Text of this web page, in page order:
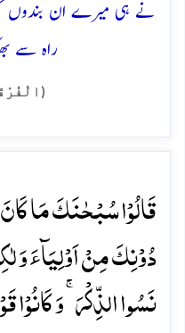
نے ہی میرے ان بندوں کو
راہ سے
قَالُوۡا سُبۡحٰنَکَ مَا
دُوۡنِکَ مِنۡ اَوۡلِیَآءَ وَ
نَسُوا الذِّکۡرَ ۚ وَ کَانُوۡا